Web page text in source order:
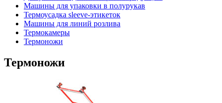
Машины для упаковки в полурукав
Термоусадка sleeve-этикеток
Машины для линий розлива
Термокамеры
Термоножи
Термоножи